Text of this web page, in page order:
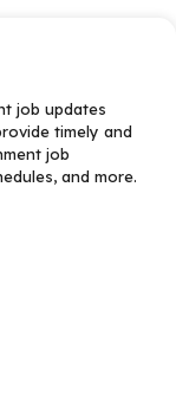
job updates
timely and
job
and more.